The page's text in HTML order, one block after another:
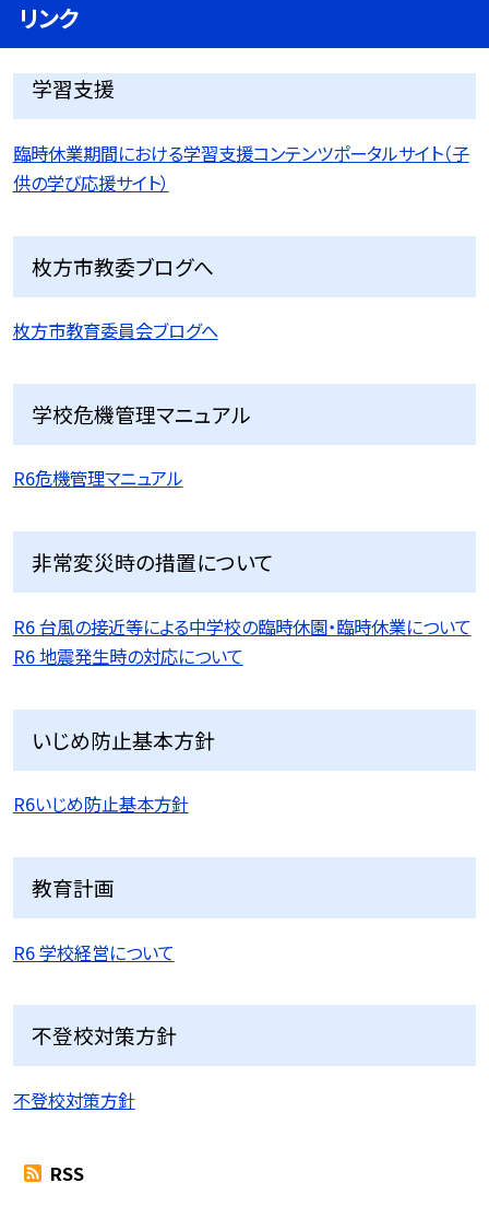
リンク
学習支援
臨時休業期間における学習支援コンテンツポータルサイト（子
供の学び応援サイト）
枚方市教委ブログへ
枚方市教育委員会ブログへ
学校危機管理マニュアル
R6危機管理マニュアル
非常変災時の措置について
R6 台風の接近等による中学校の臨時休園・臨時休業について
R6 地震発生時の対応について
いじめ防止基本方針
R6いじめ防止基本方針
教育計画
R6 学校経営について
不登校対策方針
不登校対策方針
RSS